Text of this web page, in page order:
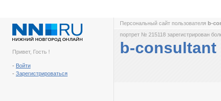
Привет, Гость !
- Войти
- Зарегистрироваться
Персональный сайт пользователя b-
портрет № 215118 зарегистрирован
b-consultant